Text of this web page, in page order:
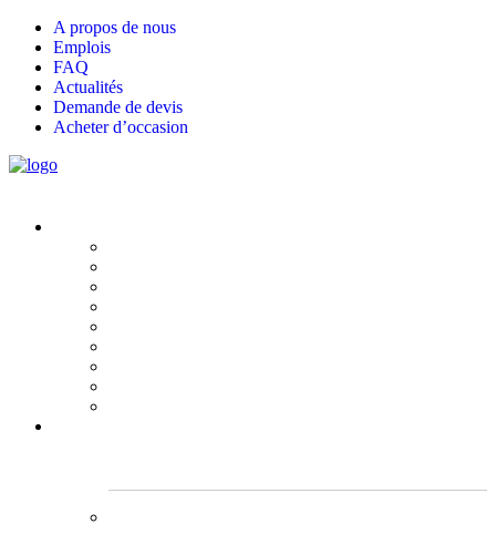
A propos de nous
Emplois
FAQ
Actualités
Demande de devis
Acheter d’occasion